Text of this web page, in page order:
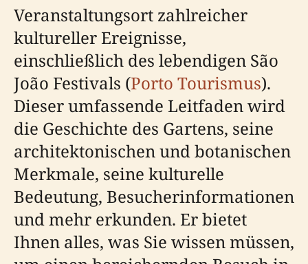
Veranstaltungsort zahlreicher
kultureller Ereignisse,
einschließlich des lebendigen São
João Festivals (Porto Tourismus).
Dieser umfassende Leitfaden wird
die Geschichte des Gartens, seine
architektonischen und botanischen
Merkmale, seine kulturelle
Bedeutung, Besucherinformationen
und mehr erkunden. Er bietet
Ihnen alles, was Sie wissen müssen,